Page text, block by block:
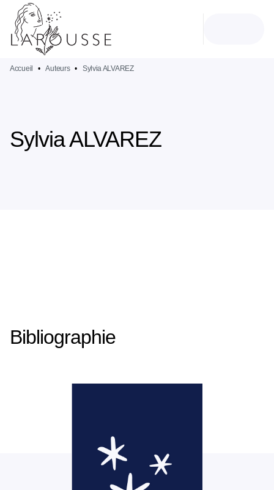
MENU
PIED DE PAGE
Accueil • Auteurs • Sylvia ALVAREZ
Sylvia ALVAREZ
Bibliographie